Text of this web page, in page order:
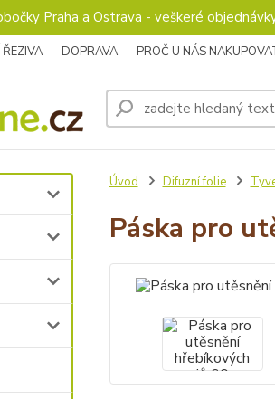
Praha a Ostrava - veškeré
DOPRAVA PROČ U NÁS
Úvod Difuzní folie
Páska pro